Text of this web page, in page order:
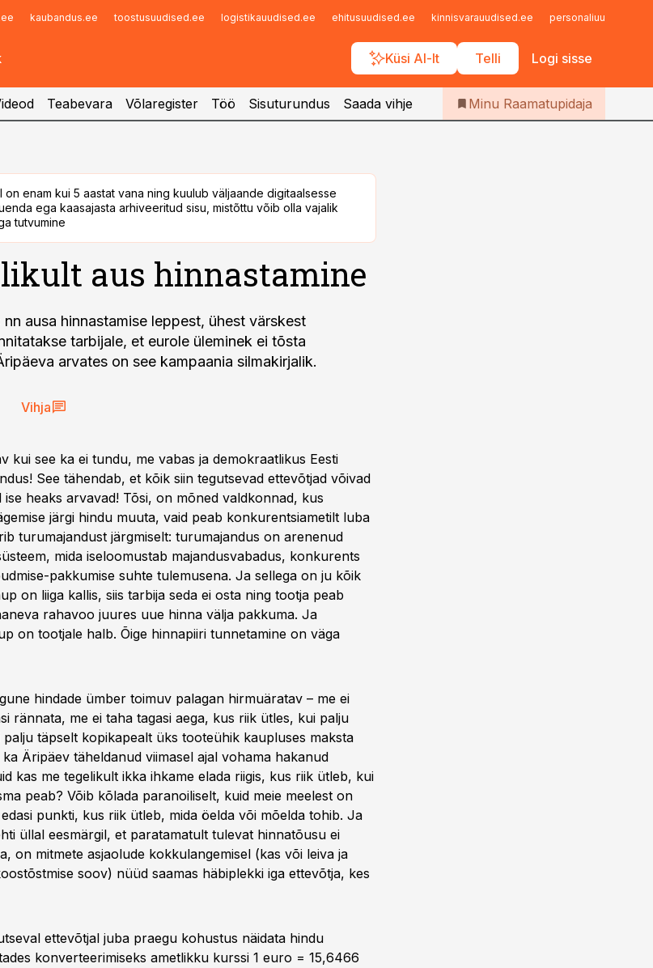
kaubandus.ee toostusuudised.ee logistikauudised.ee ehitusuudised.ee kinnisvarauudised.ee personaliuudised.ee
Küsi AI-lt Telli Logi sisse
Iseteenindus
Telli Raamatupidaja
Teabevara Võlaregister Töö Sisuturundus Saada vihje Minu Raamatupidaja
on enam kui 5 aastat vana ning kuulub väljaande digitaalsesse
ega kaasajasta arhiveeritud sisu, mistõttu võib olla vajalik
tutvumine
aus hinnastamine
ausa hinnastamise leppest, ühest värskest
tarbijale, et eurole üleminek ei tõsta
arvates on see kampaania silmakirjalik.
Vihja
kui see ka ei tundu, me vabas ja demokraatlikus Eesti
See tähendab, et kõik siin tegutsevad ettevõtjad võivad
heaks arvavad! Tõsi, on mõned valdkonnad, kus
järgi hindu muuta, vaid peab konkurentsiametilt luba
turumajandust järgmiselt: turumajandus on arenenud
mida iseloomustab majandusvabadus, konkurents
pakkumise suhte tulemusena. Ja sellega on ju kõik
on liiga kallis, siis tarbija seda ei osta ning tootja peab
rahavoo juures uue hinna välja pakkuma. Ja
on tootjale halb. Õige hinnapiiri tunnetamine on väga
hindade ümber toimuv palagan hirmuäratav – me ei
rännata, me ei taha tagasi aega, kus riik ütles, kui palju
palju täpselt kopikapealt üks tooteühik kaupluses maksta
Äripäev täheldanud viimasel ajal vohama hakanud
kas me tegelikult ikka ihkame elada riigis, kus riik ütleb, kui
peab? Võib kõlada paranoiliselt, kuid meie meelest on
punkti, kus riik ütleb, mida öelda või mõelda tohib. Ja
üllal eesmärgil, et paratamatult tulevat hinnatõusu ei
on mitmete asjaolude kokkulangemisel (kas või leiva ja
soov) nüüd saamas häbiplekki iga ettevõtja, kes
ettevõtjal juba praegu kohustus näidata hindu
konverteerimiseks ametlikku kurssi 1 euro = 15,6466